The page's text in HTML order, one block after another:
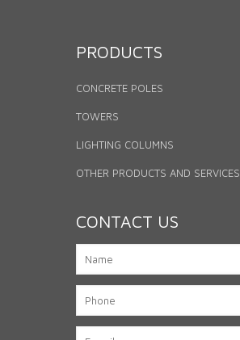
PRODUCTS
CONCRETE POLES
TOWERS
LIGHTING COLUMNS
OTHER PRODUCTS AND SERVICES
CONTACT US